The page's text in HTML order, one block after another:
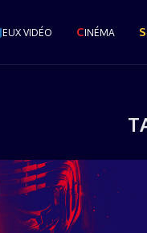
JEUX VIDÉO CINÉMA S